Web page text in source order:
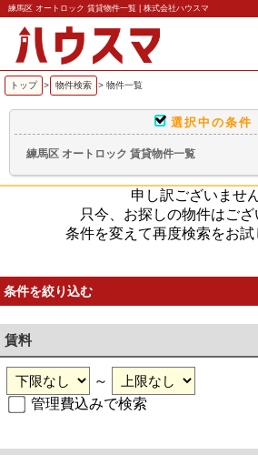
練馬区 オートロック 賃貸物件一覧 | 株式会社ハウスマ
トップ > 物件検索 > 物件一覧
選択中の条件
練馬区 オートロック 賃貸物件一覧
申し訳ございません
只今、お探しの物件はござ
条件を変えて再度検索をお試
条件を絞り込む
賃料
～
管理費込みで検索